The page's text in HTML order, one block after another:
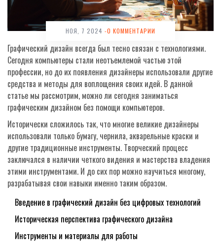
НОЯ, 7 2024 -0 КОММЕНТАРИИ
Графический дизайн всегда был тесно связан с технологиями.
Сегодня компьютеры стали неотъемлемой частью этой
профессии, но до их появления дизайнеры использовали другие
средства и методы для воплощения своих идей. В данной
статье мы рассмотрим, можно ли сегодня заниматься
графическим дизайном без помощи компьютеров.
Исторически сложилось так, что многие великие дизайнеры
использовали только бумагу, чернила, акварельные краски и
другие традиционные инструменты. Творческий процесс
заключался в наличии четкого видения и мастерства владения
этими инструментами. И до сих пор можно научиться многому,
разрабатывая свои навыки именно таким образом.
Введение в графический дизайн без цифровых технологий
Историческая перспектива графического дизайна
Инструменты и материалы для работы